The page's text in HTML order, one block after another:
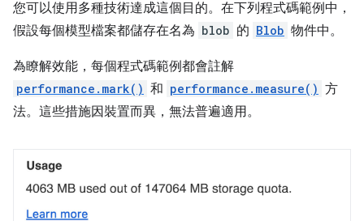
您可以使用多種技術達成這個目的。在下列程式碼範例中，
假設每個模型檔案都儲存在名為 blob 的 Blob 物件中。
為瞭解效能，每個程式碼範例都會註解
performance.mark() 和 performance.measure() 方
法。這些措施因裝置而異，無法普遍適用。